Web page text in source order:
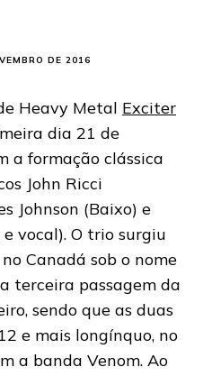
DE 2016
Heavy Metal Exciter
dia 21 de
a formação clássica
John Ricci
Johnson (Baixo) e
vocal). O trio surgiu
Canadá sob o nome
terceira passagem da
sendo que as duas
e mais longínquo, no
a banda Venom. Ao